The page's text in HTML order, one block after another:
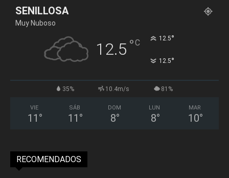
SENILLOSA
Muy Nuboso
12.5 °C 12.5°
12.5°
35% 10.4m/s 81%
VIE
11 °
SÁB
11 °
DOM
8°
LUN
8°
MAR
10°
RECOMENDADOS